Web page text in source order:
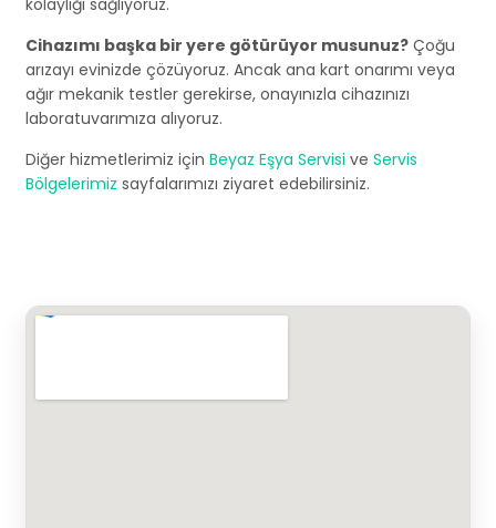
Cihazımı başka bir yere götürüyor musunuz? Çoğu
arızayı evinizde çözüyoruz. Ancak ana kart onarımı veya
ağır mekanik testler gerekirse, onayınızla cihazınızı
laboratuvarımıza alıyoruz.
Diğer hizmetlerimiz için Beyaz Eşya Servisi ve Servis
Bölgelerimiz sayfalarımızı ziyaret edebilirsiniz.